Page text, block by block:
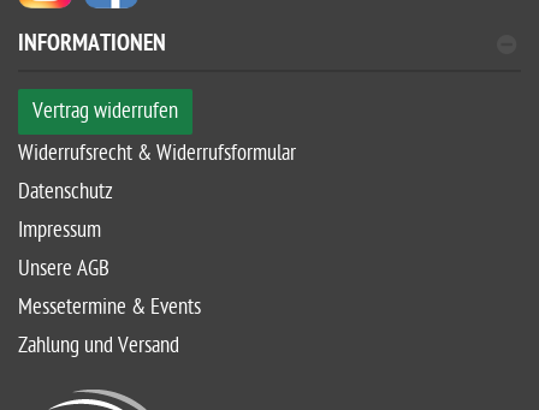
INFORMATIONEN
Vertrag widerrufen
Widerrufsrecht & Widerrufsformular
Datenschutz
Impressum
Unsere AGB
Messetermine & Events
Zahlung und Versand